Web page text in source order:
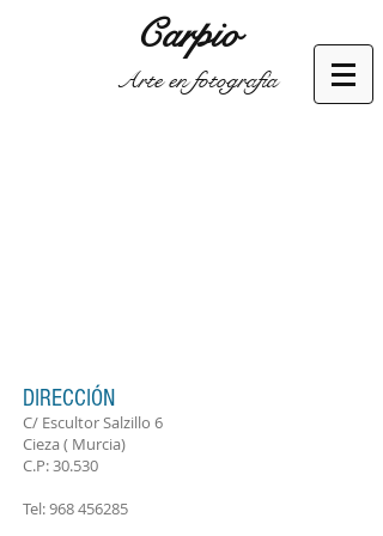
Carpio
Arte en fotografía
DIRECCIÓN
C/ Escultor Salzillo 6
Cieza ( Murcia)
C.P: 30.530
Tel:968 456285